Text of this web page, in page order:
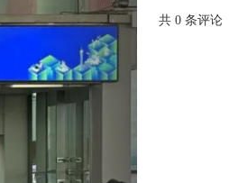
共 0 条评论